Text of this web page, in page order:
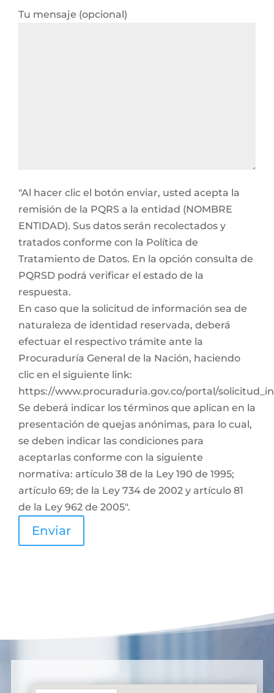
Tu mensaje (opcional)
"Al hacer clic el botón enviar, usted acepta la
remisión de la PQRS a la entidad (NOMBRE
ENTIDAD). Sus datos serán recolectados y
tratados conforme con la Política de
Tratamiento de Datos. En la opción consulta de
PQRSD podrá verificar el estado de la
respuesta.
En caso que la solicitud de información sea de
naturaleza de identidad reservada, deberá
efectuar el respectivo trámite ante la
Procuraduría General de la Nación, haciendo
clic en el siguiente link:
https://www.procuraduria.gov.co/portal/
Se deberá indicar los términos que aplican en la
presentación de quejas anónimas, para lo cual,
se deben indicar las condiciones para
aceptarlas conforme con la siguiente
normativa: artículo 38 de la Ley 190 de 1995;
artículo 69; de la Ley 734 de 2002 y artículo 81
de la Ley 962 de 2005".
Enviar